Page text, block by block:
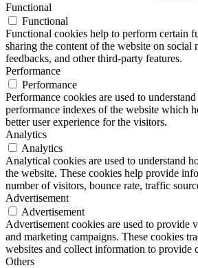
Functional
Functional
Functional cookies help to perform certain
sharing the content of the website on social
feedbacks, and other third-party features.
Performance
Performance
Performance cookies are used to
performance indexes of the website which
better user experience for the visitors.
Analytics
Analytics
Analytical cookies are used to understand
the website. These cookies help provide
number of visitors, bounce rate, traffic
Advertisement
Advertisement
Advertisement cookies are used to provide
and marketing campaigns. These cookies
websites and collect information to provide
Others